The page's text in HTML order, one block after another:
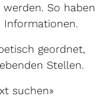
So haben
Informationen.
geordnet,
Stellen.
suchen»